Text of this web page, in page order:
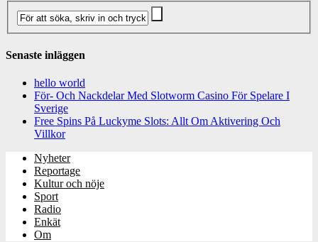
Senaste inläggen
hello world
För- Och Nackdelar Med Slotworm Casino För Spelare I
Sverige
Free Spins På Luckyme Slots: Allt Om Aktivering Och
Villkor
Nyheter
Reportage
Kultur och nöje
Sport
Radio
Enkät
Om